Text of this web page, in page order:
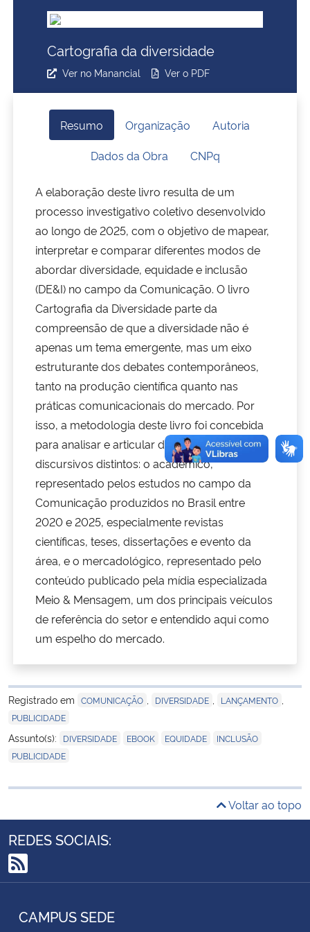
Ministério da Cidadania
Ministério da Saúde
Ministério da Ciência, Tecnologia, Inovações e Comunicações
Ministério do Meio Ambiente
Ministério do Turismo
Ministério do Desenvolvimento Regional
Controladoria-Geral da União
Ministério da Mulher, da Família e dos Direitos Humanos
Gabinete de Segurança Institucional
Advocacia-Geral da União
Banco Central do Brasil
Cartografia da diversidade
Ver no Manancial Ver o PDF
Resumo Organização
Autoria
Dados da Obra
CNPq
A elaboração deste livro resulta de um
processo investigativo coletivo desenvolvido
ao longo de 2025, com o objetivo de mapear,
interpretar e comparar diferentes modos de
abordar diversidade, equidade e inclusão
(DE&I) no campo da Comunicação. O livro
Cartografia da Diversidade parte da
compreensão de que a diversidade não é
apenas um tema emergente, mas um eixo
estruturante dos debates contemporâneos,
tanto na produção científica quanto nas
práticas comunicacionais do mercado. Por
isso, a metodologia deste livro foi concebida
para analisar e articular dois campos
discursivos distintos: o acadêmico,
representado pelos estudos no campo da
Comunicação produzidos no Brasil entre
2020 e 2025, especialmente revistas
científicas, teses, dissertações e evento da
área, e o mercadológico, representado pelo
conteúdo publicado pela mídia especializada
Meio & Mensagem, um dos principais veículos
de referência do setor e entendido aqui como
um espelho do mercado.
Registrado em COMUNICAÇÃO DIVERSIDADE LANÇAMENTO
PUBLICIDADE
Assunto(s): DIVERSIDADE EBOOK EQUIDADE INCLUSÃO
PUBLICIDADE
Voltar ao topo
REDES SOCIAIS:
RSS
CAMPUS SEDE